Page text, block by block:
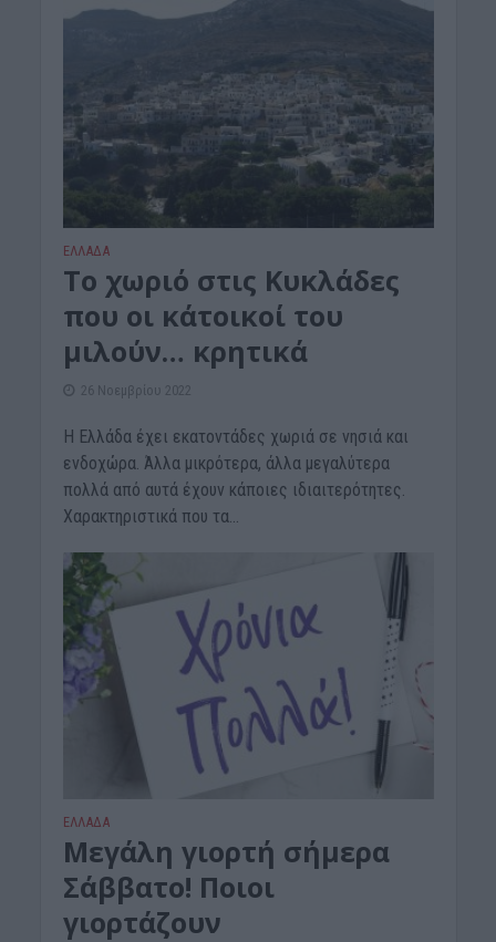
ΕΛΛΑΔΑ
Το χωριό στις Κυκλάδες
που οι κάτοικοί του
μιλούν… κρητικά
26 Νοεμβρίου 2022
Η Ελλάδα έχει εκατοντάδες χωριά σε νησιά και
ενδοχώρα. Άλλα μικρότερα, άλλα μεγαλύτερα
πολλά από αυτά έχουν κάποιες ιδιαιτερότητες.
Χαρακτηριστικά που τα...
ΕΛΛΑΔΑ
Mεγάλη γιορτή σήμερα
Σάββατο! Ποιοι
γιορτάζουν